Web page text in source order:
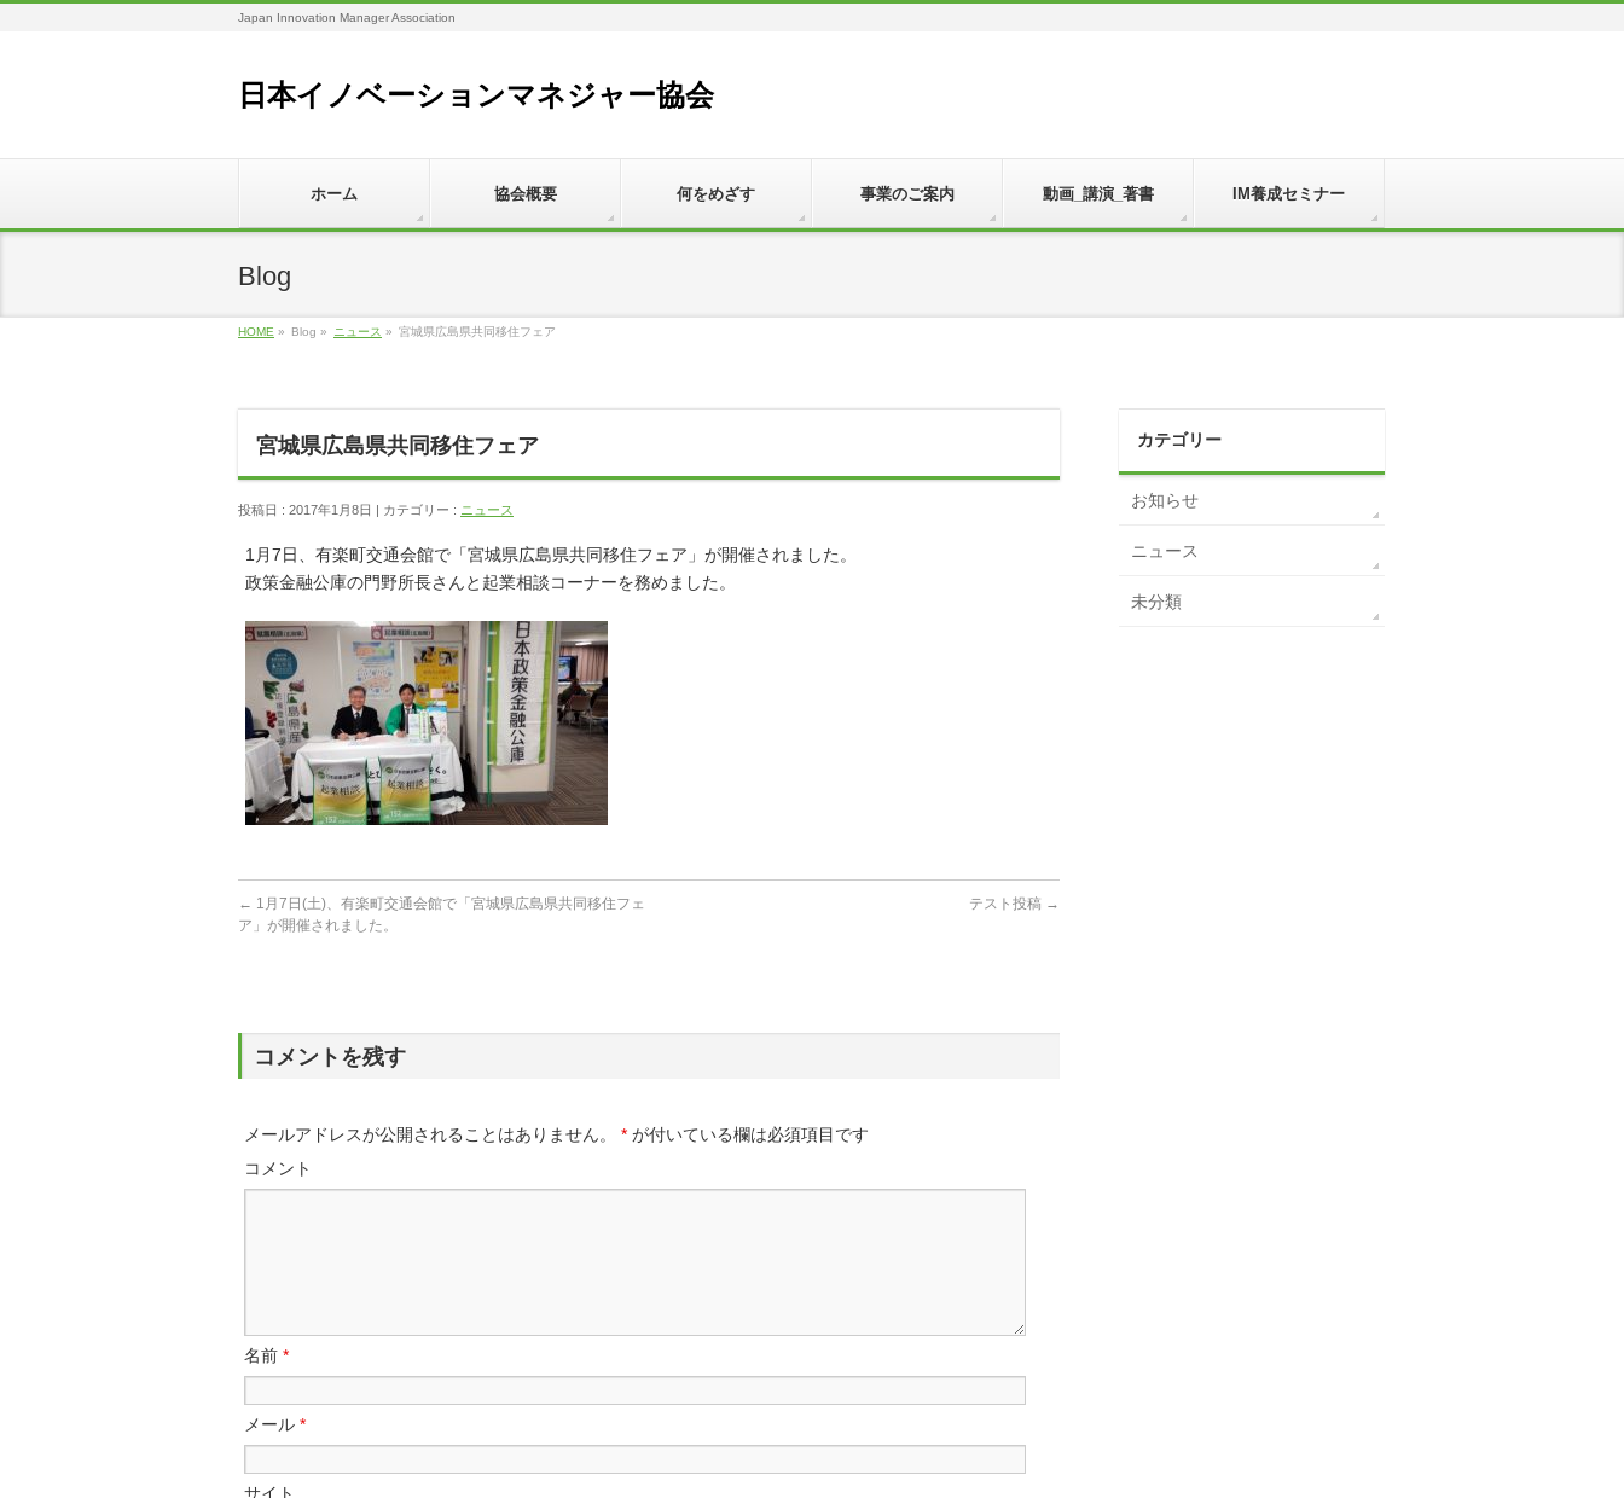
Japan Innovation Manager Association
日本イノベーションマネジャー協会
ホーム 協会概要 何をめざす 事業のご案内 動画_講演_著書 IM養成セミナー
Blog
HOME » Blog » ニュース » 宮城県広島県共同移住フェア
宮城県広島県共同移住フェア
投稿日 : 2017年1月8日 | カテゴリー : ニュース
1月7日、有楽町交通会館で「宮城県広島県共同移住フェア」が開催されました。
政策金融公庫の門野所長さんと起業相談コーナーを務めました。
← 1月7日(土)、有楽町交通会館で「宮城県広島県共同移住フェ
ア」が開催されました。
テスト投稿 →
コメントを残す
メールアドレスが公開されることはありません。 * が付いている欄は必須項目です
コメント
名前 *
メール *
サイト
カテゴリー
お知らせ
ニュース
未分類